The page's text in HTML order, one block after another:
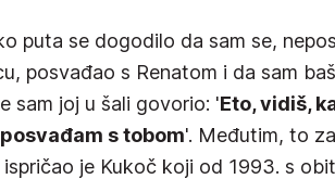
puta se dogodilo da sam se,
posvađao s Renatom i da sam
sam joj u šali govorio: 'Eto, vidiš,
s tobom'. Međutim, to
je Kukoč koji od 1993. s